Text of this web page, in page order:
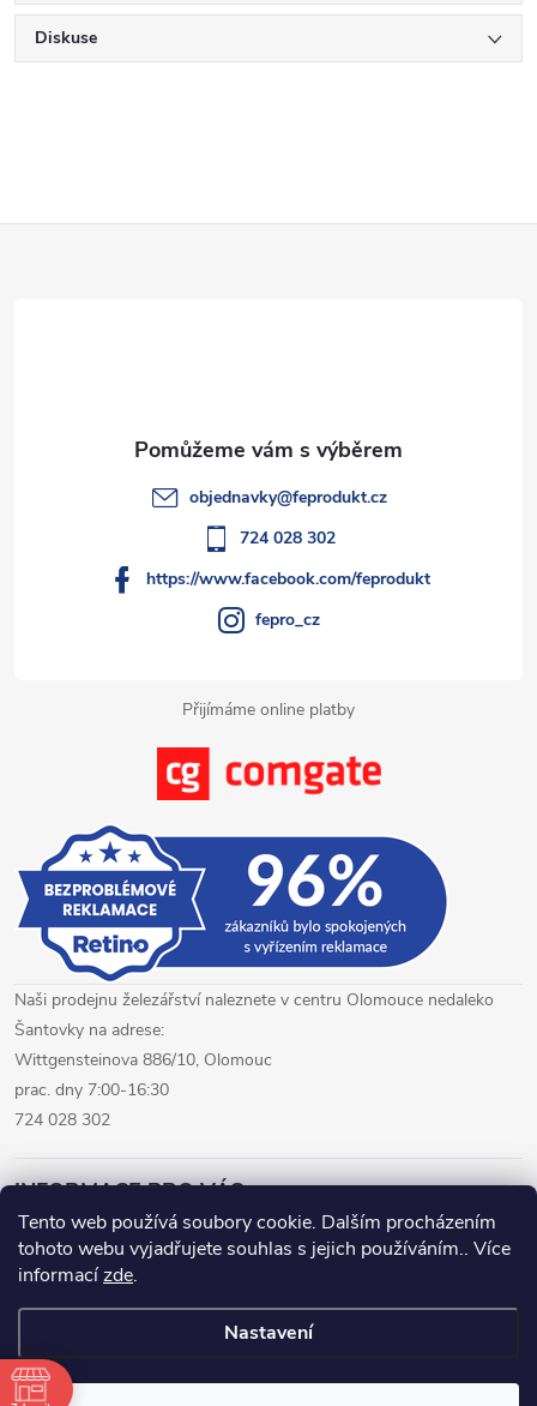
Tento web používá soubory cookie. Dalším procházením
tohoto webu vyjadřujete souhlas s jejich používáním.. Více
informacízde.
Nastavení
Diskuse
Přijímáme online platby
objednavky@feprodukt.cz
724 028 302
https://www.facebook.com/feprodukt
fepro_cz
Naši prodejnu železářství naleznete v centru Olomouce nedaleko
Šantovky na adrese:
Wittgensteinova 886/10, Olomouc
prac. dny 7:00-16:30
724 028 302
INFORMACE PRO VÁS
železářství Olomouc
CNC pálení plechů Olomouc
Copyright 2026www.fepro.cz. Všechna práva vyhrazena.